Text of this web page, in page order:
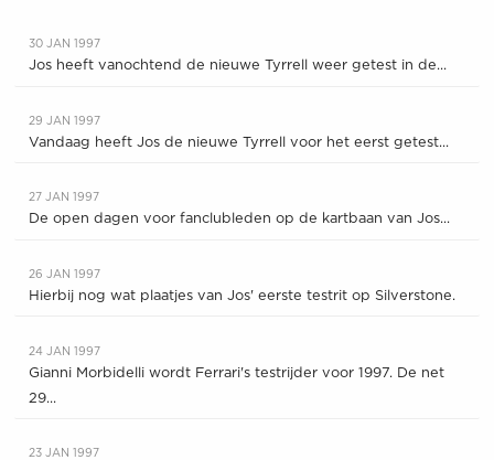
30 JAN 1997
Jos heeft vanochtend de nieuwe Tyrrell weer getest in de...
29 JAN 1997
Vandaag heeft Jos de nieuwe Tyrrell voor het eerst getest...
27 JAN 1997
De open dagen voor fanclubleden op de kartbaan van Jos...
26 JAN 1997
Hierbij nog wat plaatjes van Jos' eerste testrit op Silverstone.
24 JAN 1997
Gianni Morbidelli wordt Ferrari's testrijder voor 1997. De net
29...
23 JAN 1997